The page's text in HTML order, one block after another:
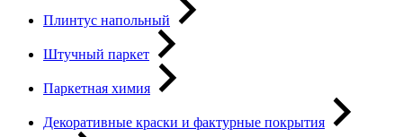
Плинтус напольный
Штучный паркет
Паркетная химия
Декоративные краски и фактурные покрытия